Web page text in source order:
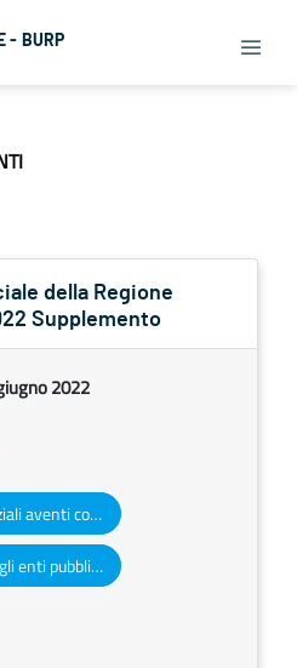
- BURP
della Regione
Supplemento
2022
Determinazioni dirigenziali aventi contenuto di interesse generale
Atti degli enti locali e degli enti pubblici e privati